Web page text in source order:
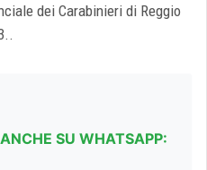
dei Carabinieri di Reggio
SU WHATSAPP: